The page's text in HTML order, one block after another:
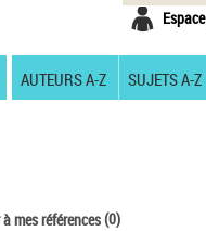
AUTEURS A-Z SUJETS A-Z
mes références(0)